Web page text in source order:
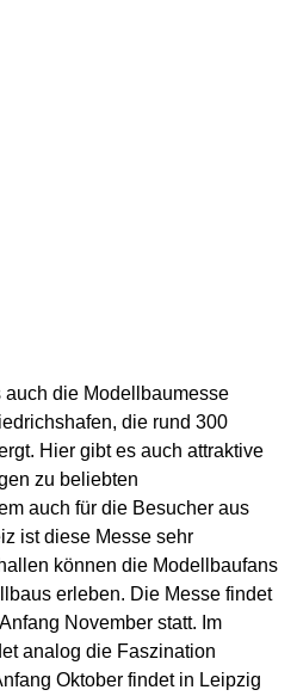
auch die Modellbaumesse
die rund 300
Hier gibt es auch attraktive
zu beliebten
auch für die Besucher aus
ist diese Messe sehr
können die Modellbaufans
erleben. Die Messe findet
November statt. Im
analog die Faszination
Oktober findet in Leipzig